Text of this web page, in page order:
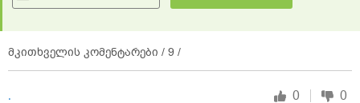
მკითხველის კომენტარები / 9 /
. 0 0